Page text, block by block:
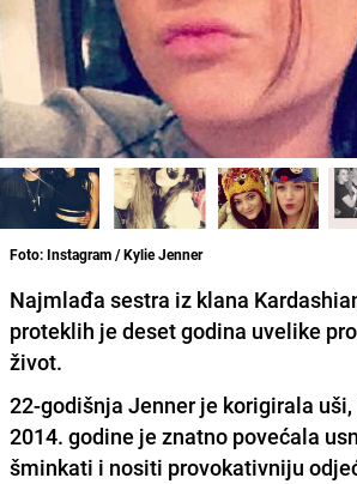
Foto: Instagram / Kylie Jenner
Najmlađa sestra iz klana
proteklih je deset godina uvelike
život.
22-godišnja Jenner je korigirala
2014. godine je znatno povećala
šminkati i nositi provokativniju